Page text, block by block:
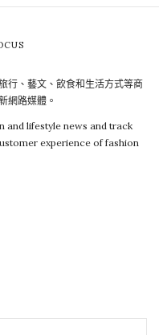
行、藝文、飲食和生活方式等商
網路媒體。
and lifestyle news and track
experience of fashion